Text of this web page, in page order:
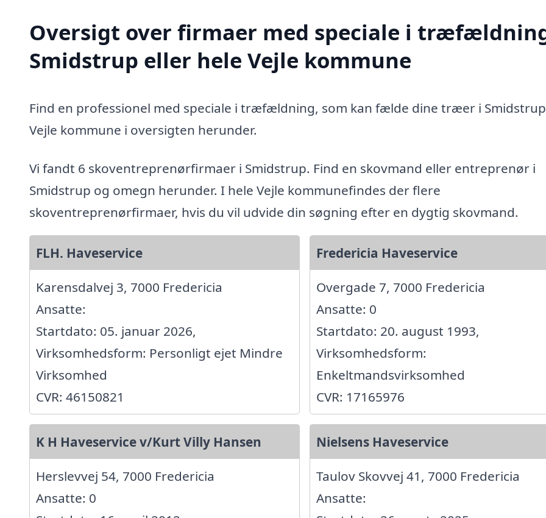
Oversigt over firmaer med speciale i
Smidstrup eller hele Vejle kommune
Find en professionel med speciale i træfældning, som kan fælde dine træer i
Vejle kommune i oversigten herunder.
Vi fandt 6 skoventreprenørfirmaer i Smidstrup. Find en skovmand eller entreprenør i
Smidstrup og omegn herunder. I hele Vejle kommunefindes der flere
skoventreprenørfirmaer, hvis du vil udvide din søgning efter en dygtig skovmand.
FLH. Haveservice
Karensdalvej 3, 7000 Fredericia
Ansatte:
Startdato: 05. januar 2026,
Virksomhedsform: Personligt ejet Mindre
Virksomhed
CVR: 46150821
Fredericia Haveservice
Overgade 7, 7000 Fredericia
Ansatte: 0
Startdato: 20. august 1993,
Virksomhedsform:
Enkeltmandsvirksomhed
CVR: 17165976
K H Haveservice v/Kurt Villy Hansen
Herslevvej 54, 7000 Fredericia
Ansatte: 0
Nielsens Haveservice
Taulov Skovvej 41, 7000 Fredericia
Ansatte: